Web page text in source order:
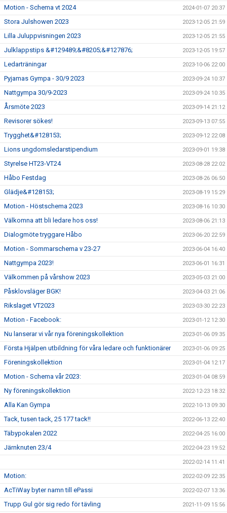
Motion - Schema vt 2024 2024-01-07 20:37
Stora Julshowen 2023 2023-12-05 21:59
Lilla Juluppvisningen 2023 2023-12-05 21:55
Julklappstips &#129489;&#8205;&#127876; 2023-12-05 19:57
Ledarträningar 2023-10-06 22:00
Pyjamas Gympa - 30/9 2023 2023-09-24 10:37
Nattgympa 30/9-2023 2023-09-24 10:35
Årsmöte 2023 2023-09-14 21:12
Revisorer sökes! 2023-09-13 07:55
Trygghet&#128153; 2023-09-12 22:08
Lions ungdomsledarstipendium 2023-09-01 19:38
Styrelse HT23-VT24 2023-08-28 22:02
Håbo Festdag 2023-08-26 06:50
Glädje&#128153; 2023-08-19 15:29
Motion - Höstschema 2023 2023-08-16 10:30
Välkomna att bli ledare hos oss! 2023-08-06 21:13
Dialogmöte tryggare Håbo 2023-06-20 22:59
Motion - Sommarschema v 23-27 2023-06-04 16:40
Nattgympa 2023! 2023-06-01 16:31
Välkommen på vårshow 2023 2023-05-03 21:00
Påsklovsläger BGK! 2023-04-03 21:06
Rikslaget VT2023 2023-03-30 22:23
Motion - Facebook: 2023-01-12 12:30
Nu lanserar vi vår nya föreningskollektion 2023-01-06 09:35
Första Hjälpen utbildning för våra ledare och funktionärer 2023-01-06 09:25
Föreningskollektion 2023-01-04 12:17
Motion - Schema vår 2023: 2023-01-04 08:59
Ny föreningskollektion 2022-12-23 18:32
Alla Kan Gympa 2022-10-13 09:30
Tack, tusen tack, 25 177 tack!! 2022-06-13 22:40
Täbypokalen 2022 2022-04-25 16:00
Järnknuten 23/4 2022-04-23 19:52
2022-02-14 11:41
Motion: 2022-02-09 22:35
AcTiWay byter namn till ePassi 2022-02-07 13:36
Trupp Gul gör sig redo för tävling 2021-11-09 15:56